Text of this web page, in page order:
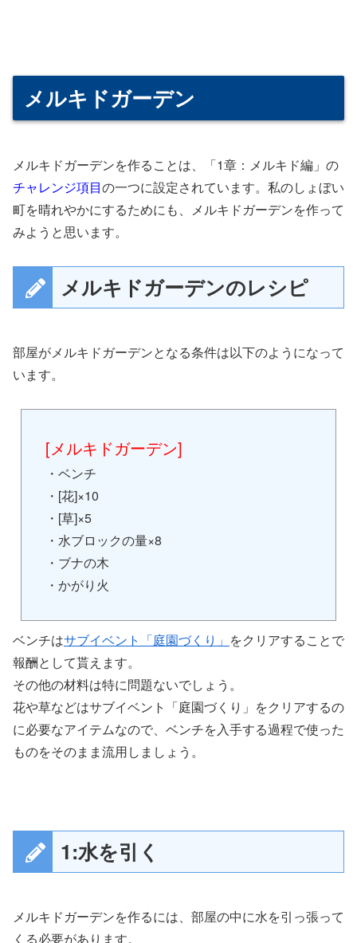
メルキドガーデン
メルキドガーデンを作ることは、「1章：メルキド編」の
チャレンジ項目の一つに設定されています。私のしょぼい
町を晴れやかにするためにも、メルキドガーデンを作って
みようと思います。
メルキドガーデンのレシピ
部屋がメルキドガーデンとなる条件は以下のようになって
います。
[メルキドガーデン]
・ベンチ
・[花]×10
・[草]×5
・水ブロックの量×8
・ブナの木
・かがり火
ベンチはサブイベント「庭園づくり」 をクリアすることで
報酬として貰えます。
その他の材料は特に問題ないでしょう。
花や草などはサブイベント「庭園づくり」をクリアするの
に必要なアイテムなので、ベンチを入手する過程で使った
ものをそのまま流用しましょう。
1:水を引く
メルキドガーデンを作るには、部屋の中に水を引っ張って
くる必要があります。